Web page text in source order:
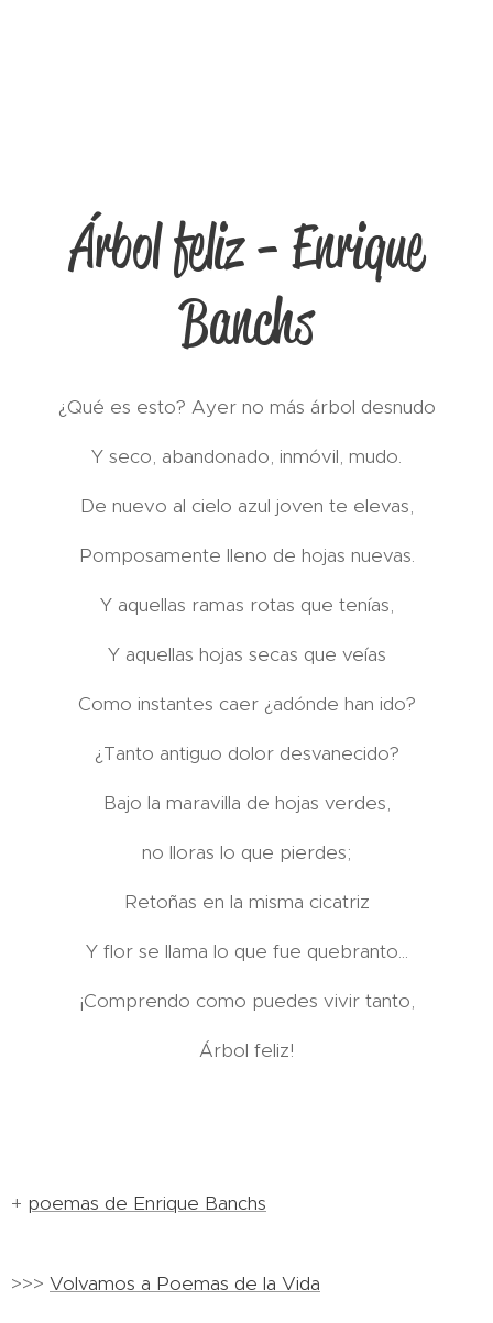
Árbol feliz - Enrique
Banchs
¿Qué es esto? Ayer no más árbol desnudo
Y seco, abandonado, inmóvil, mudo.
De nuevo al cielo azul joven te elevas,
Pomposamente lleno de hojas nuevas.
Y aquellas ramas rotas que tenías,
Y aquellas hojas secas que veías
Como instantes caer ¿adónde han ido?
¿Tanto antiguo dolor desvanecido?
Bajo la maravilla de hojas verdes,
no lloras lo que pierdes;
Retoñas en la misma cicatriz
Y flor se llama lo que fue quebranto...
¡Comprendo como puedes vivir tanto,
Árbol feliz!
+ poemas de Enrique Banchs
>>> Volvamos a Poemas de la Vida